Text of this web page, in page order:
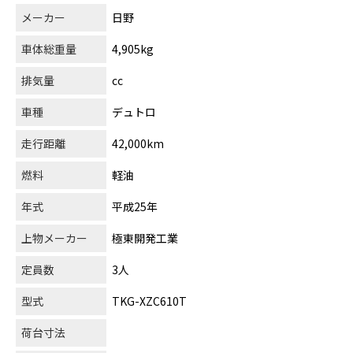
メーカー
日野
車体総重量
4,905kg
排気量
cc
車種
デュトロ
走行距離
42,000km
燃料
軽油
年式
平成25年
上物メーカー
極東開発工業
定員数
3人
型式
TKG-XZC610T
荷台寸法